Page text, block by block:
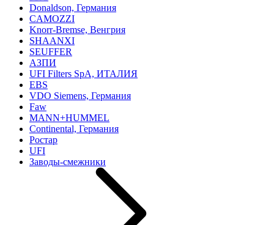
Donaldson, Германия
CAMOZZI
Knorr-Bremse, Венгрия
SHAANXI
SEUFFER
АЗПИ
UFI Filters SpA, ИТАЛИЯ
EBS
VDO Siemens, Германия
Faw
MANN+HUMMEL
Continental, Германия
Ростар
UFI
Заводы-смежники